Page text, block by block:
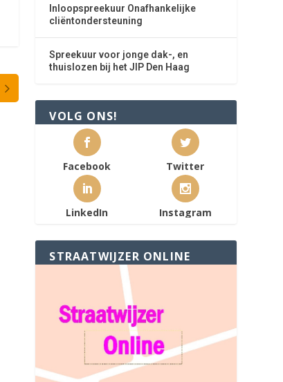
Inloopspreekuur Onafhankelijke
cliëntondersteuning
Spreekuur voor jonge dak-, en
thuislozen bij het JIP Den Haag
VOLG ONS!
Facebook Twitter
LinkedIn Instagram
STRAATWIJZER ONLINE